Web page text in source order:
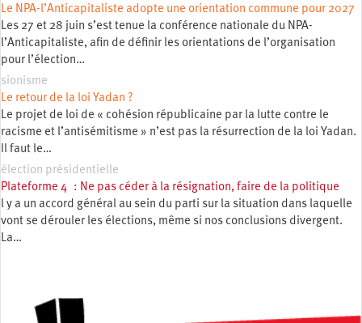
Le NPA-l’Anticapitaliste adopte une orientation commune pour 2027
Les 27 et 28 juin s’est tenue la conférence nationale du NPA-
l’Anticapitaliste, afin de définir les orientations de l’organisation
pour l’élection…
sionisme
Le retour de la loi Yadan ?
Le projet de loi de « cohésion républicaine par la lutte contre le
racisme et l’antisémitisme » n’est pas la résurrection de la loi Yadan.
Il faut le…
élection présidentielle
Plateforme 4 : Ne pas céder à la résignation, faire de la politique
l y a un accord général au sein du parti sur la situation dans laquelle
vont se dérouler les élections, même si nos conclusions divergent.
La…